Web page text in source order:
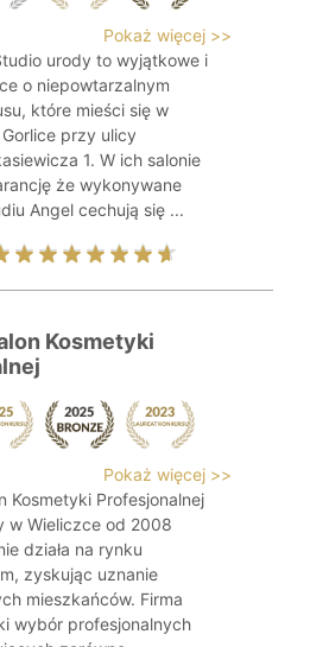
Pokaż więcej >>
urody to wyjątkowe i
o niepowtarzalnym
które mieści się w
przy ulicy
1. W ich salonie
że wykonywane
Angel cechują się ...
Kosmetyki
Pokaż więcej >>
Kosmetyki Profesjonalnej
w Wieliczce od 2008
działa na rynku
zyskując uznanie
mieszkańców. Firma
wybór profesjonalnych